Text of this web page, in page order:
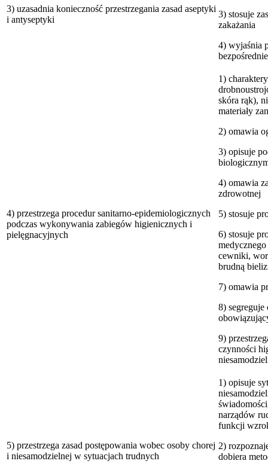
3) uzasadnia konieczność przestrzegania zasad aseptyki
i antyseptyki
3) stosuje
zakażania
4) wyjaśnia
4) przestrzega procedur sanitarno-epidemiologicznych
podczas wykonywania zabiegów higienicznych i
pielęgnacyjnych
1)
skóra rąk),
materiały
2) omawia
3) opisuje
4) omawia
zdrowotnej
5) stosuje
6) stosuje
cewniki,
brudną
7) omawia
8) segreguje
9)
czynności
5) przestrzega zasad postępowania wobec osoby chorej
i niesamodzielnej w sytuacjach trudnych
1) opisuje
narządów
funkcji
2)
dobiera